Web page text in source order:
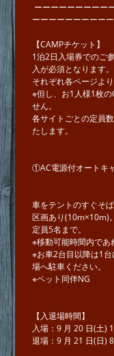
ーーーーーーーーー
ーーーーーーーーーー
【CAMPチケット】
1泊2日入場券でのご
入が必須となります。
それぞれ各ページよ
※但し、お1人様1枚
せん。
各サイトごとの定員
たします。
①AC電源付オートキ
⾞をテントのすぐそ
区画あり(10m×10m)
定員5名まで。
※移動可能時間内であ
※お車2台⽬以降は1
場へ駐車ください。
※ペット同伴NG
【⼊退場時間】
⼊場：9 ⽉ 20 ⽇(⼟)
退場：9 ⽉ 21 ⽇(⽇)